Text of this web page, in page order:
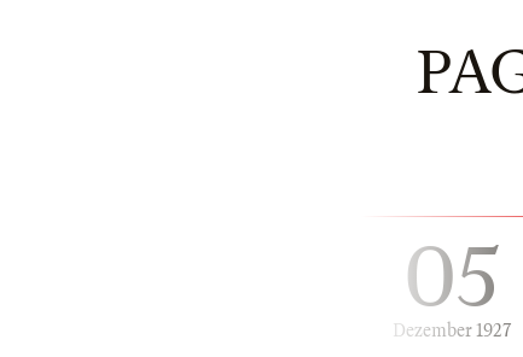
05
Dezember 1927